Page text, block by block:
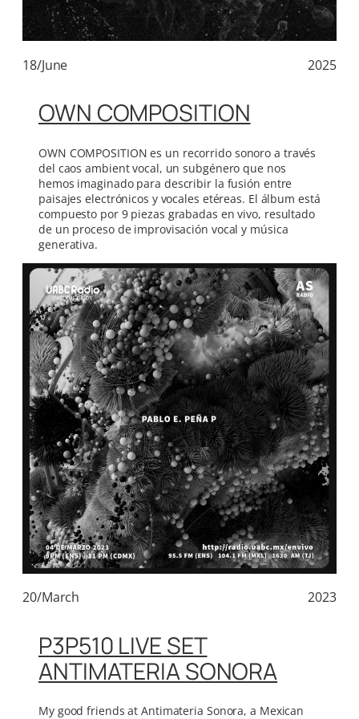
18/June 2025
OWN COMPOSITION
OWN COMPOSITION es un recorrido sonoro a través
del caos ambient vocal, un subgénero que nos
hemos imaginado para describir la fusión entre
paisajes electrónicos y vocales etéreas. El álbum está
compuesto por 9 piezas grabadas en vivo, resultado
de un proceso de improvisación vocal y música
generativa.
20/March 2023
P3P510 LIVE SET
ANTIMATERIA SONORA
My good friends at Antimateria Sonora, a Mexican